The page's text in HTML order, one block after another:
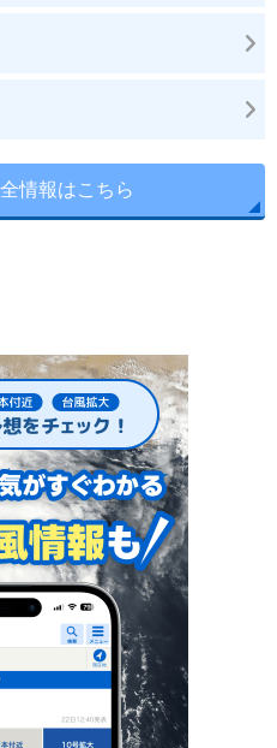
情報はこちら